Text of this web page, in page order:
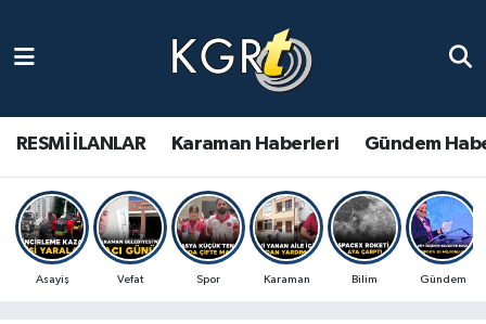
RESMİ İLANLAR Karaman Haberleri Gündem
Asayiş Vefat Spor Karaman Bilim Gündem
Gündem Haberleri
Güncel Haberler
Spor Haberleri